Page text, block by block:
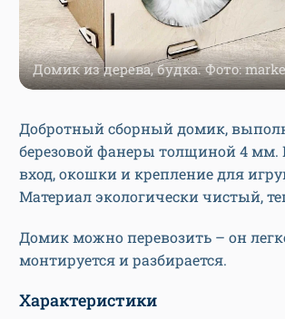
Домик из дерева, будка. Фото:
Добротный сборный домик,
березовой фанеры толщиной 4 мм.
вход, окошки и крепление для
Материал экологически чистый,
Домик можно перевозить – он
монтируется и разбирается.
Характеристики